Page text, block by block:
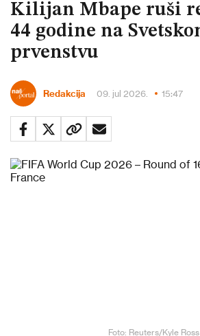
Kilijan Mbape ruši
44 godine na
prvenstvu
Redakcija 09. jul 2026. 15:47
Foto: Reuters/Kyle Ross